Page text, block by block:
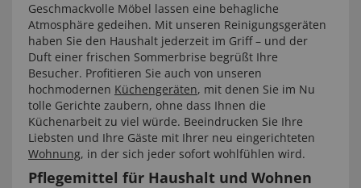
Geschmackvolle Möbel lassen eine behagliche
Atmosphäre gedeihen. Mit unseren Reinigungsgeräten
haben Sie den Haushalt jederzeit im Griff – und der
Duft einer frischen Sommerbrise begrüßt Ihre
Besucher. Profitieren Sie auch von unseren
hochmodernen Küchengeräten, mit denen Sie im Nu
tolle Gerichte zaubern, ohne dass Ihnen die
Küchenarbeit zu viel würde. Beeindrucken Sie Ihre
Liebsten und Ihre Gäste mit Ihrer neu eingerichteten
Wohnung, in der sich jeder sofort wohlfühlen wird.
Pflegemittel für Haushalt und Wohnen